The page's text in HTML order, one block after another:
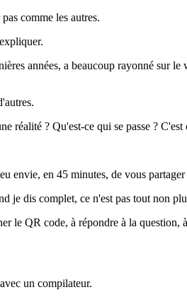
comme les autres.
années, a beaucoup rayonné sur
réalité ? Qu'est-ce qui se passe ?
envie, en 45 minutes, de vous
dis complet, ce n'est pas tout non
le QR code, à répondre à la
un compilateur.